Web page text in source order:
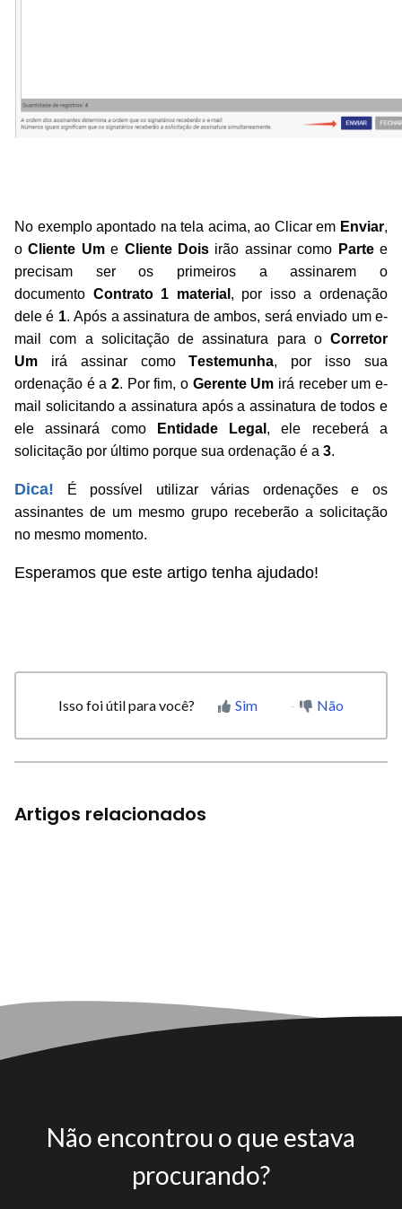
No exemplo apontado na tela acima, ao Clicar em Enviar,
o Cliente Um e Cliente Dois irão assinar como Parte e
precisam ser os primeiros a assinarem o
documento Contrato 1 material , por isso a ordenação
dele é 1. Após a assinatura de ambos, será enviado um e-
mail com a solicitação de assinatura para o Corretor
Um irá assinar como Testemunha, por isso sua
ordenação é a 2. Por fim, o Gerente Um irá receber um e-
mail solicitando a assinatura após a assinatura de todos e
ele assinará como
Entidade Legal , ele receberá a
solicitação por último porque sua ordenação é a 3.
Dica! É possível utilizar várias ordenações e os
assinantes de um mesmo grupo receberão a solicitação
no mesmo momento.
Esperamos que este artigo tenha ajudado!
Isso foi útil para você? Sim Não
Artigos relacionados
Não encontrou o que estava
procurando?